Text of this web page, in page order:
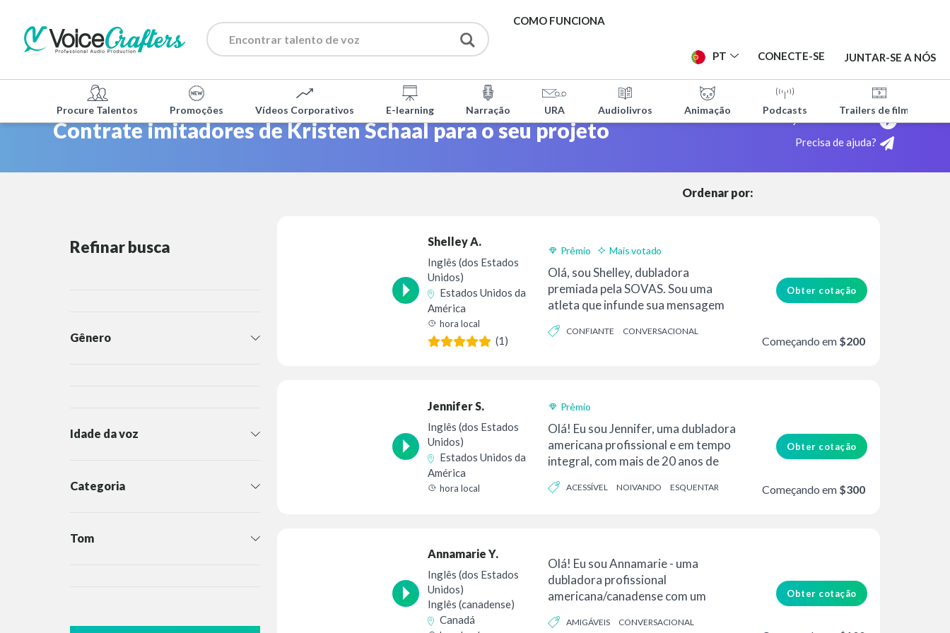
COMO FUNCIONA
FERRAMENTAS GRATUITAS
CONTACTOS
PT CONECTE-SE JUNTAR-SE A NÓS
Procure Talentos Promoções Vídeos Corporativos E-learning Narração URA Audiolivros Animação Podcasts Trailers de filmes
Contrate imitadores de Kristen Schaal para o seu projeto
Precisa de ajuda?
Ordenar por:
Refinar busca
Gênero
Idade da voz
Categoria
Tom
Shelley A.
Inglês (dos Estados
Unidos)
Estados Unidos da
América
hora local
(1)
Prêmio Mais votado
Olá, sou Shelley, dubladora
premiada pela SOVAS. Sou uma
atleta que infunde sua mensagem
CONFIANTE CONVERSACIONAL
Obter cotação
Começando em $200
Jennifer S.
Inglês (dos Estados
Unidos)
Estados Unidos da
América
hora local
Prêmio
Olá! Eu sou Jennifer, uma dubladora
americana profissional e em tempo
integral, com mais de 20 anos de
ACESSÍVEL NOIVANDO ESQUENTAR
Obter cotação
Começando em $300
Annamarie Y.
Inglês (dos Estados
Unidos)
Inglês (canadense)
Canadá
Olá! Eu sou Annamarie - uma
dubladora profissional
americana/canadense com um
transmissão. Eu vou...
AMIGÁVEIS CONVERSACIONAL
Obter cotação